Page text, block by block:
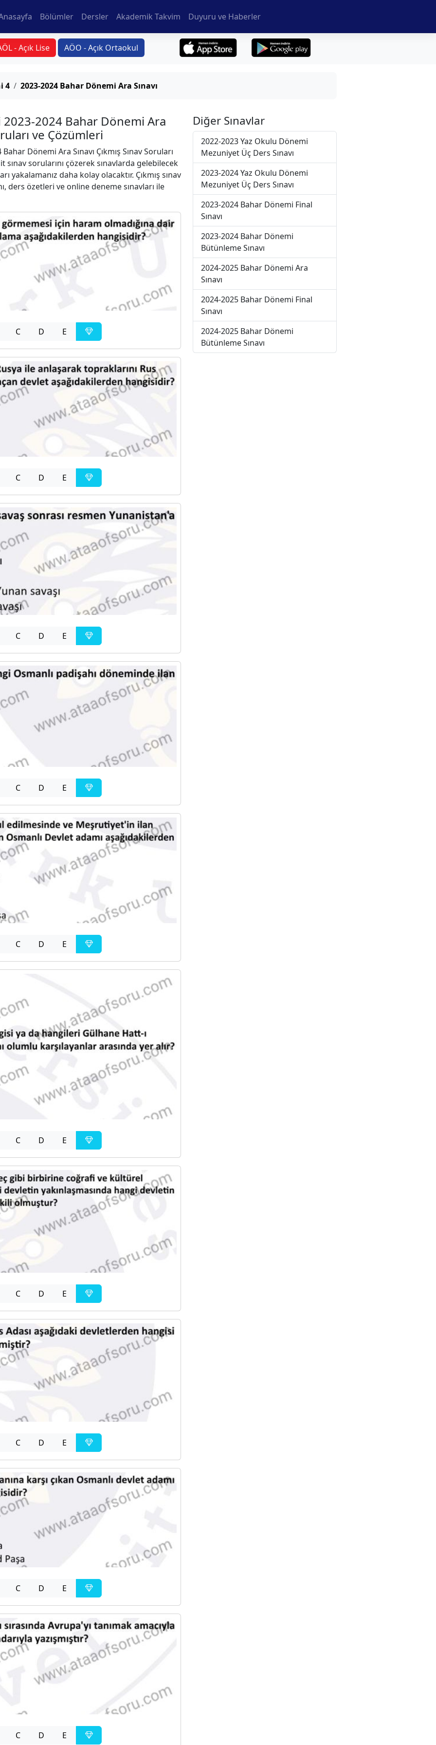
Bölümler Dersler Akademik Takvim Duyuru ve Haberler
- Açık Lise AÖO - Açık Ortaokul
4 2023-2024 Bahar Dönemi Ara Sınavı
2023-2024 Bahar Dönemi Ara
ve Çözümleri
Dönemi Ara Sınavı Çıkmış Sınav Soruları
sorularını çözerek sınavlarda gelebilecek
yakalamanız daha kolay olacaktır. Çıkmış sınav
ders özetleri ve online deneme sınavları ile
C D E
C D E
C D E
C D E
C D E
C D E
C D E
C D E
C D E
C D E
Diğer Sınavlar
2022-2023 Yaz Okulu Dönemi
Mezuniyet Üç Ders Sınavı
2023-2024 Yaz Okulu Dönemi
Mezuniyet Üç Ders Sınavı
2023-2024 Bahar Dönemi Final
Sınavı
2023-2024 Bahar Dönemi
Bütünleme Sınavı
2024-2025 Bahar Dönemi Ara
Sınavı
2024-2025 Bahar Dönemi Final
Sınavı
2024-2025 Bahar Dönemi
Bütünleme Sınavı